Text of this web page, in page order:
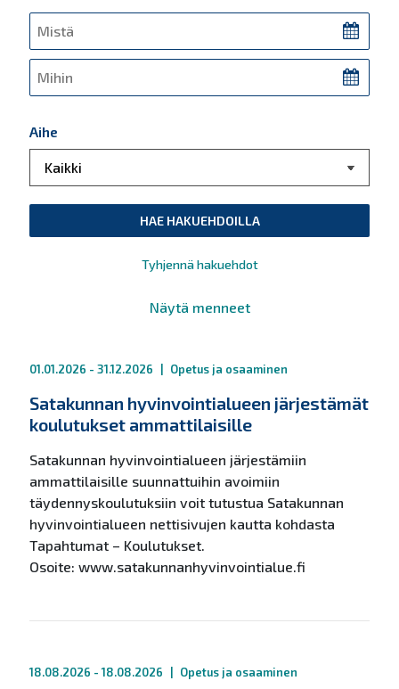
Aihe
Tyhjennä hakuehdot
Näytä menneet
01.01.2026 - 31.12.2026 Opetus ja osaaminen
Satakunnan hyvinvointialueen järjestämät
koulutukset ammattilaisille
Satakunnan hyvinvointialueen järjestämiin
ammattilaisille suunnattuihin avoimiin
täydennyskoulutuksiin voit tutustua Satakunnan
hyvinvointialueen nettisivujen kautta kohdasta
Tapahtumat – Koulutukset.
Osoite: www.satakunnanhyvinvointialue.fi
18.08.2026 - 18.08.2026 Opetus ja osaaminen